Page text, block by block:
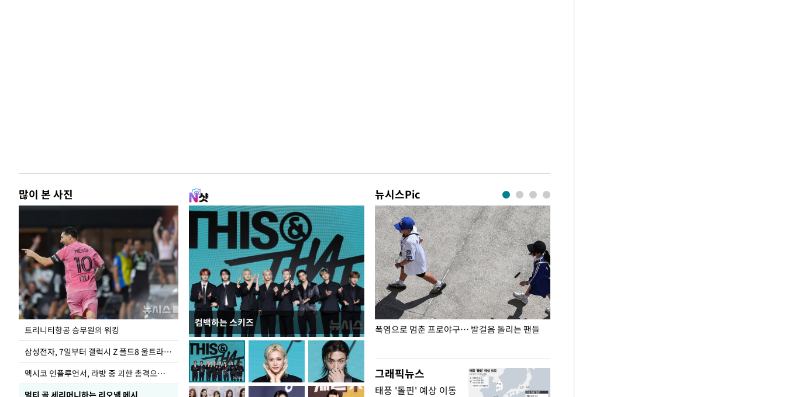
많이 본 사진
트리니티항공 승무원의 워킹
삼성전자, 7일부터 갤럭시 Z 폴드8 울트라·폴드8·플립8 출시
멕시코 인플루언서, 라방 중 괴한 총격으로 사망
멀티 골 세리머니하는 리오넬 메시
컴백하는 스키즈
뉴시스Pic
입추 하루 앞둔 전남광주… 열화상 카메라에 담긴
폭염
폭염으로 멈춘 프로야구… 발걸음 돌리는 팬들
그래픽뉴스
태풍 '돌핀' 예상 이동